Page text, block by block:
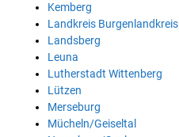
Kemberg
Landkreis Burgenlandkreis
Landsberg
Leuna
Lutherstadt Wittenberg
Lützen
Merseburg
Mücheln/Geiseltal